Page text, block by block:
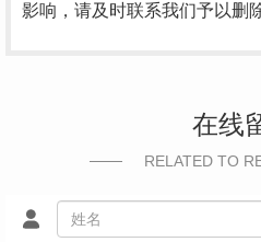
影响，请及时联系我们予以删
在线
RELATED TO